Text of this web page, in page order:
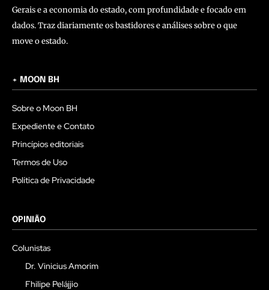
Gerais e a economia do estado, com profundidade e focado em
dados. Traz diariamente os bastidores e análises sobre o que
move o estado.
+ MOON BH
Sobre o Moon BH
Expediente e Contato
Princípios editoriais
Termos de Uso
Política de Privacidade
OPINIÃO
Colunistas
Dr. Vinicius Amorim
Fhilipe Pelájjio